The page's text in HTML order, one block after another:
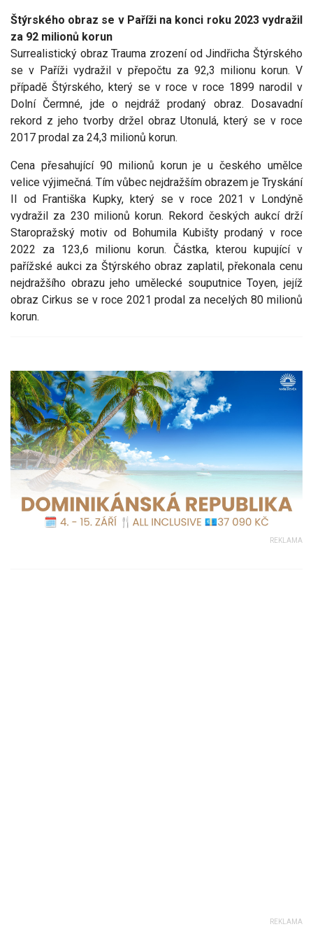
Štýrského obraz se v Paříži na konci roku 2023 vydražil
za 92 milionů korun
Surrealistický obraz Trauma zrození od Jindřicha Štýrského
se v Paříži vydražil v přepočtu za 92,3 milionu korun. V
případě Štýrského, který se v roce v roce 1899 narodil v
Dolní Čermné, jde o nejdráž prodaný obraz. Dosavadní
rekord z jeho tvorby držel obraz Utonulá, který se v roce
2017 prodal za 24,3 milionů korun.
Cena přesahující 90 milionů korun je u českého umělce
velice výjimečná. Tím vůbec nejdražším obrazem je Tryskání
II od Františka Kupky, který se v roce 2021 v Londýně
vydražil za 230 milionů korun. Rekord českých aukcí drží
Staropražský motiv od Bohumila Kubišty prodaný v roce
2022 za 123,6 milionu korun. Částka, kterou kupující v
pařížské aukci za Štýrského obraz zaplatil, překonala cenu
nejdražšího obrazu jeho umělecké souputnice Toyen, jejíž
obraz Cirkus se v roce 2021 prodal za necelých 80 milionů
korun.